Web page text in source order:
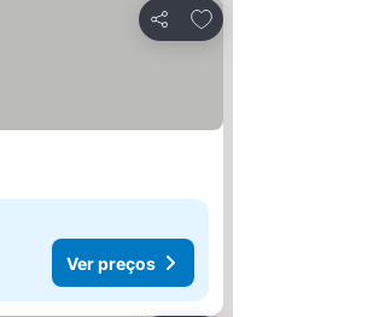
Partilhar
Adicionar aos favoritos
Ver preços